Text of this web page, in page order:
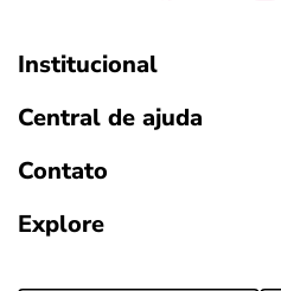
Institucional
Central de ajuda
Contato
Explore